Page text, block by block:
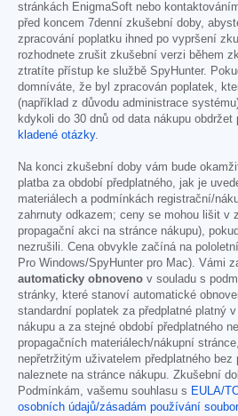
stránkách EnigmaSoft nebo
před koncem 7denní zkušební doby,
zpracování poplatku ihned po vypršení
rozhodnete zrušit zkušební verzi během
ztratíte přístup ke službě SpyHunter.
domníváte, že byl zpracován poplatek,
(například z důvodu administrace
kdykoli do 30 dnů od data nákupu obdržet
kladené otázky.
Na konci zkušební doby vám bude
platba za období předplatného, jak je
materiálech a podmínkách registrační/
zahrnuty odkazem; ceny se mohou lišit v
propagační akci na stránce nákupu),
nezrušili. Cena obvykle začíná na
Pro Windows/SpyHunter pro Mac). Vámi
automaticky obnoveno v souladu s
stránky, které stanoví automatické
standardní poplatek za předplatné platný
nákupu a za stejné období předplatného
propagačních materiálech/nákupní
nepřetržitým uživatelem předplatného bez
naleznete na stránce nákupu. Zkušební
Podmínkám, vašemu souhlasu s EULA/
osobních údajů/zásadám používání